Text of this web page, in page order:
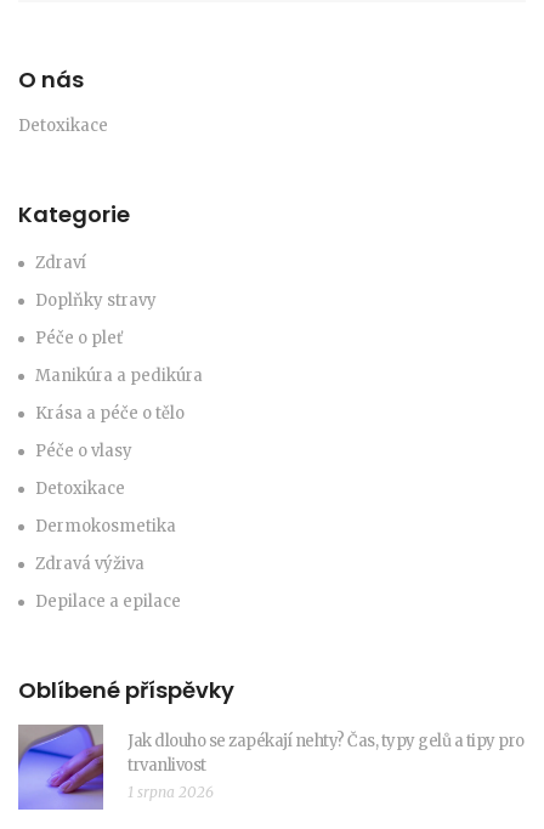
O nás
Detoxikace
Kategorie
Zdraví
Doplňky stravy
Péče o pleť
Manikúra a pedikúra
Krása a péče o tělo
Péče o vlasy
Detoxikace
Dermokosmetika
Zdravá výživa
Depilace a epilace
Oblíbené příspěvky
Jak dlouho se zapékají nehty? Čas, typy gelů a tipy pro
trvanlivost
1 srpna 2026